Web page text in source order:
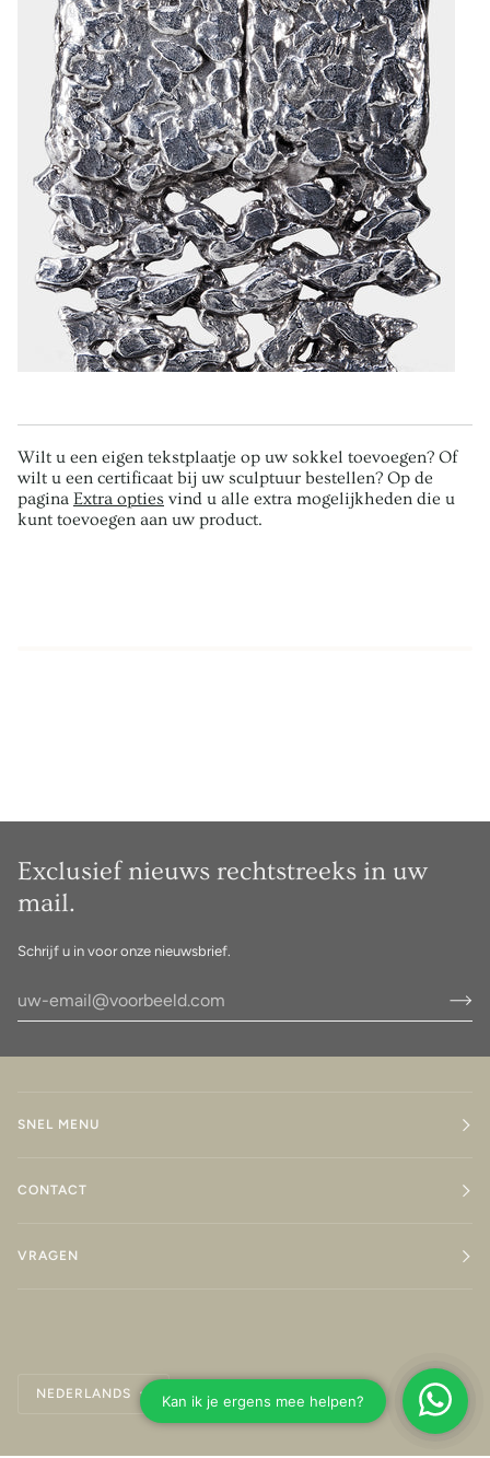
Wilt u een eigen tekstplaatje op uw sokkel toevoegen? Of
wilt u een certificaat bij uw sculptuur bestellen? Op de
pagina Extra opties vind u alle extra mogelijkheden die u
kunt toevoegen aan uw product.
Exclusief nieuws rechtstreeks in uw
mail.
Schrijf u in voor onze nieuwsbrief.
SNEL MENU
CONTACT
VRAGEN
Taal
NEDERLANDS